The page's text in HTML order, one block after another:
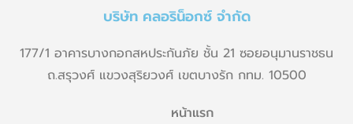
บริษัท คลอริน็อกซ์ จำกัด
177/1 อาคารบางกอกสหประกันภัย ชั้น 21 ซอยอนุมานราชธน
ถ.สรุวงศ์ แขวงสุริยวงศ์ เขตบางรัก กทม. 10500
หน้าแรก